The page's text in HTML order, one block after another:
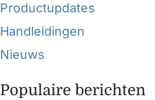
Productupdates
Handleidingen
Nieuws
Populaire berichten